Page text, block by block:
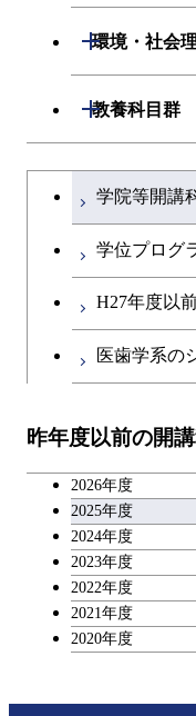
専門
専門
生命
開閉
環境・社会
開閉
建築
開閉
開閉
イノ
技術
開閉
専門
教養科目群
開閉
文系
英語
第二
キャ
大学院課程を切り替える
学院等開講
学位プログ
H27年度以
医歯学系の
昨年度以前の開講
2026年度
2025年度
2024年度
2023年度
2022年度
2021年度
2020年度